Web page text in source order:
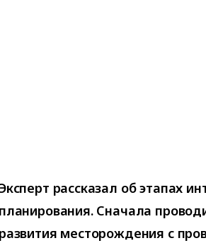
рассказал об этапах
планирования. Сначала
развития месторождения с